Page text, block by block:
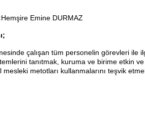
Hemşire Emine DURMAZ
çalışan tüm personelin görevleri ile
tanıtmak, kuruma ve birime etkin
metotları kullanmalarını teşvik